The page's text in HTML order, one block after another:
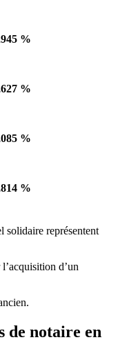
%
%
%
%
solidaire représentent
d’un
de notaire en